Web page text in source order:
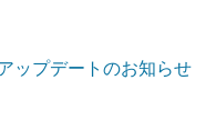
ップデートのお知らせ